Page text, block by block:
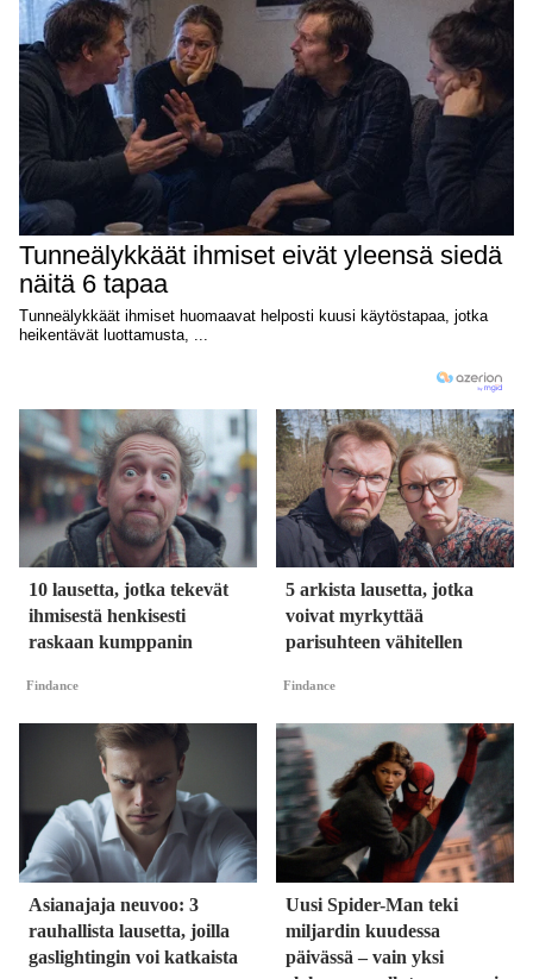
10 lausetta, jotka tekevät
ihmisestä henkisesti
raskaan kumppanin
Findance
5 arkista lausetta, jotka
voivat myrkyttää
parisuhteen vähitellen
Findance
Asianajaja neuvoo: 3
rauhallista lausetta, joilla
gaslightingin voi katkaista
Uusi Spider-Man teki
miljardin kuudessa
päivässä – vain yksi